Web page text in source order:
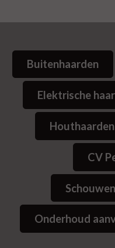
Buitenhaarden
Elektrische
Houthaarden
CV
Onderhoud